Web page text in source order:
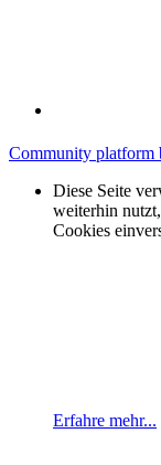
Community platform
Diese Seite
weiterhin
Cookies
Erfahre mehr...